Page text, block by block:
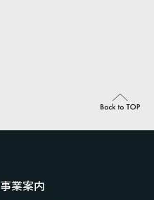
事業案内